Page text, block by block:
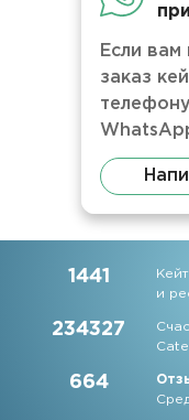
Если
заказ
1441
и
234327
664